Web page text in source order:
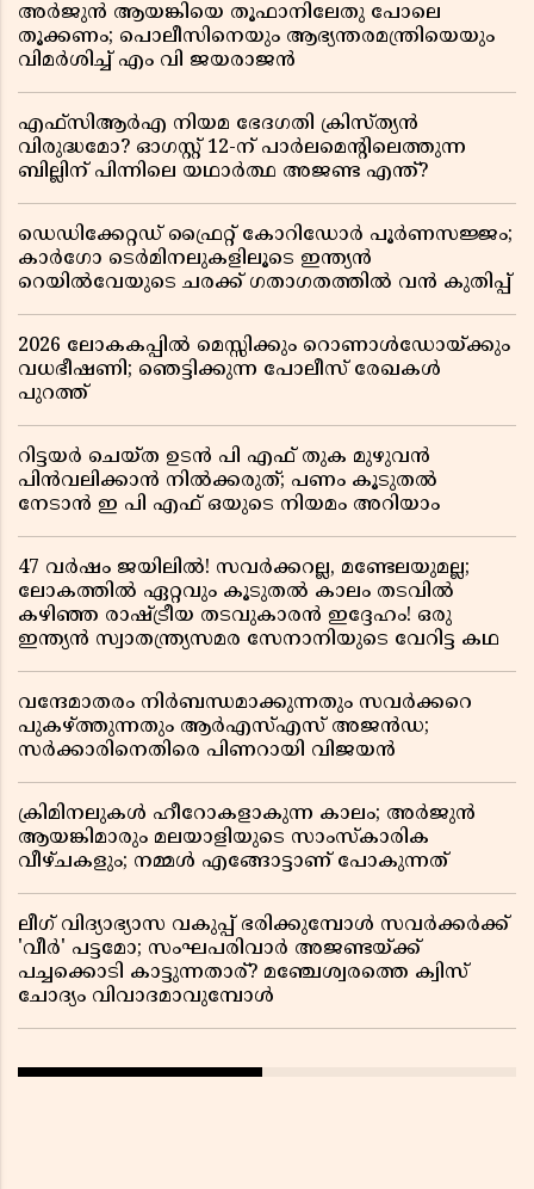
അർജുൻ ആയങ്കിയെ തൂഫാനിലേതു പോലെ
തൂക്കണം; പൊലീസിനെയും ആഭ്യന്തരമന്ത്രിയെയും
വിമർശിച്ച് എം വി ജയരാജൻ
എഫ്സിആർഎ നിയമ ഭേദഗതി ക്രിസ്ത്യൻ
വിരുദ്ധമോ? ഓഗസ്റ്റ് 12-ന് പാർലമെന്റിലെത്തുന്ന
ബില്ലിന് പിന്നിലെ യഥാർത്ഥ അജണ്ട എന്ത്?
ഡെഡിക്കേറ്റഡ് ഫ്രൈറ്റ് കോറിഡോർ പൂർണസജ്ജം;
കാർഗോ ടെർമിനലുകളിലൂടെ ഇന്ത്യൻ
റെയിൽവേയുടെ ചരക്ക് ഗതാഗതത്തിൽ വൻ കുതിപ്പ്
2026 ലോകകപ്പിൽ മെസ്സിക്കും റൊണാൾഡോയ്ക്കും
വധഭീഷണി; ഞെട്ടിക്കുന്ന പോലീസ് രേഖകൾ
പുറത്ത്
റിട്ടയർ ചെയ്ത ഉടൻ പി എഫ് തുക മുഴുവൻ
പിൻവലിക്കാൻ നിൽക്കരുത്; പണം കൂടുതൽ
നേടാൻ ഇ പി എഫ് ഒയുടെ നിയമം അറിയാം
47 വർഷം ജയിലിൽ! സവർക്കറല്ല, മണ്ടേലയുമല്ല;
ലോകത്തിൽ ഏറ്റവും കൂടുതൽ കാലം തടവിൽ
കഴിഞ്ഞ രാഷ്ട്രീയ തടവുകാരൻ ഇദ്ദേഹം! ഒരു
ഇന്ത്യൻ സ്വാതന്ത്ര്യസമര സേനാനിയുടെ വേറിട്ട കഥ
വന്ദേമാതരം നിർബന്ധമാക്കുന്നതും സവർക്കറെ
പുകഴ്ത്തുന്നതും ആർഎസ്എസ് അജൻഡ;
സർക്കാരിനെതിരെ പിണറായി വിജയൻ
ക്രിമിനലുകൾ ഹീറോകളാകുന്ന കാലം; അർജുൻ
ആയങ്കിമാരും മലയാളിയുടെ സാംസ്കാരിക
വീഴ്ചകളും; നമ്മൾ എങ്ങോട്ടാണ് പോകുന്നത്
ലീഗ് വിദ്യാഭ്യാസ വകുപ്പ് ഭരിക്കുമ്പോൾ സവർക്കർക്ക്
'വീർ' പട്ടമോ; സംഘപരിവാർ അജണ്ടയ്ക്ക്
പച്ചക്കൊടി കാട്ടുന്നതാര്? മഞ്ചേശ്വരത്തെ ക്വിസ്
ചോദ്യം വിവാദമാവുമ്പോൾ